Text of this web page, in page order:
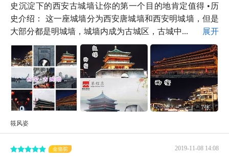
史沉淀下的西安古城墙让你的第一个目的地肯定值得 •历
史介绍： 这一座城墙分为西安唐城墙和西安明城墙，但是
大部分都是明城墙，城墙内成为古城区，古城中...
展开
7张
筱风姿
2019-11-08 14:08
金骆驼